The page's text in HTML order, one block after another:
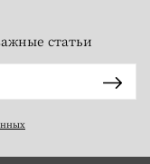
статьи